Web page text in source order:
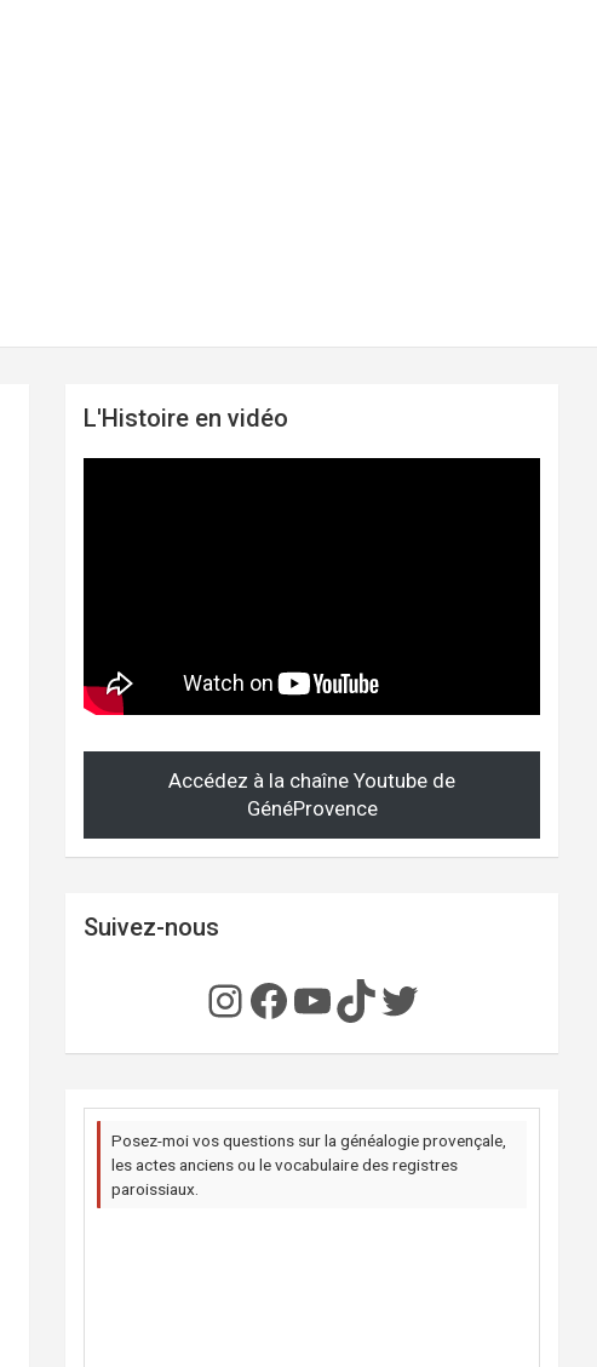
L'Histoire en vidéo
Accédez à la chaîne Youtube de
GénéProvence
Suivez-nous
Instagram
Facebook
YouTube
TikTok
Twitter
Posez-moi vos questions sur la généalogie provençale,
les actes anciens ou le vocabulaire des registres
paroissiaux.